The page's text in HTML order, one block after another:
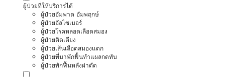
ผู้ป่วยที่ให้บริการได้
ผู้ป่วยอัมพาต อัมพฤกษ์
ผู้ป่วยอัลไซเมอร์
ผู้ป่วยโรคหลอดเลือดสมอง
ผู้ป่วยติดเตียง
ผู้ป่วยเส้นเลือดสมองแตก
ผู้ป่วยที่มาพักฟื้นทำแผลกดทับ
ผู้ป่วยพักฟื้นหลังผ่าตัด